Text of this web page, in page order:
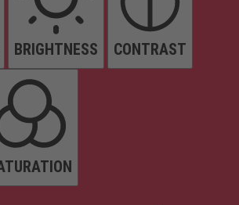
BRIGHTNESS CONTRAST